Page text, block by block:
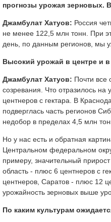
прогнозы урожая зерновых.
Джамбулат Хатуов: Россия
не менее 122,5 млн тонн. При
день, по данным регионов, мы
Высокий урожай в центре и
Джамбулат Хатуов: Почти все
созревания. Что отразилось
центнеров с гектара. В
подверглась часть регионов
недобор в пределах 4,5 млн
Но у нас есть и обратная
Центральном федеральном
примеру, значительный
область - плюс 6 центнеров с
центнеров, Саратов - плюс 12
урожайность зерновых выше
По каким культурам